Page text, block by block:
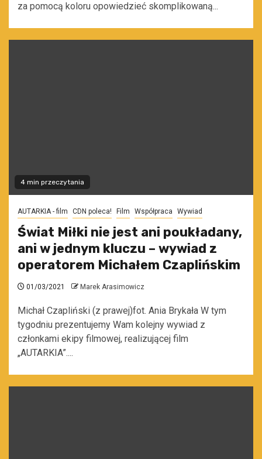
za pomocą koloru opowiedzieć skomplikowaną...
4 min przeczytania
AUTARKIA - film CDN poleca! Film Współpraca Wywiad
Świat Miłki nie jest ani poukładany,
ani w jednym kluczu – wywiad z
operatorem Michałem Czaplińskim
01/03/2021 Marek Arasimowicz
Michał Czapliński (z prawej)fot. Ania Brykała W tym
tygodniu prezentujemy Wam kolejny wywiad z
członkami ekipy filmowej, realizującej film
„AUTARKIA”....